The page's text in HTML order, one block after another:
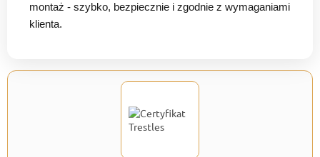
montaż - szybko, bezpiecznie i zgodnie z wymaganiami
klienta.